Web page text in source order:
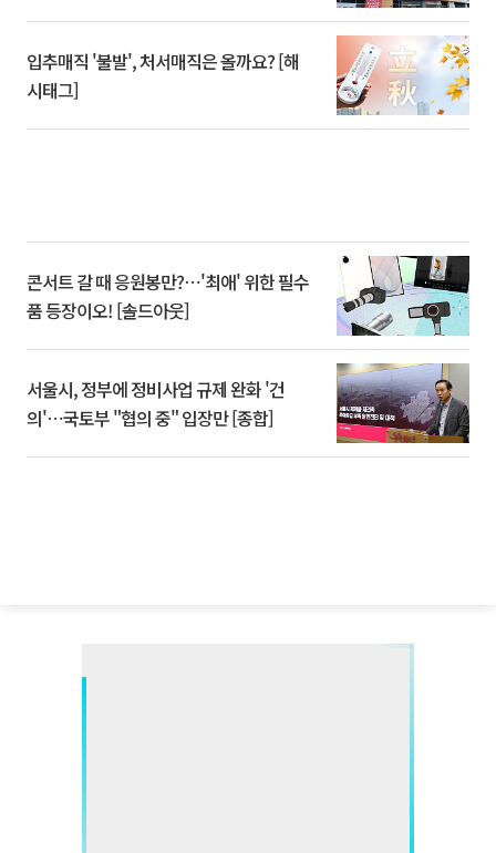
입추매직 '불발', 처서매직은 올까요? [해
시태그]
콘서트 갈 때 응원봉만?⋯'최애' 위한 필수
품 등장이오! [솔드아웃]
서울시, 정부에 정비사업 규제 완화 '건
의'⋯국토부 "협의 중" 입장만 [종합]